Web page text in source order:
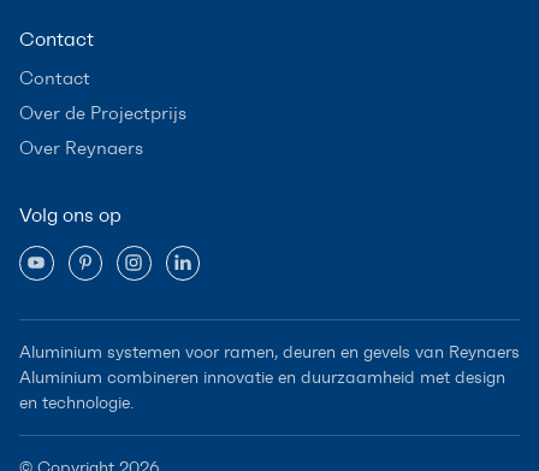
Contact
Contact
Over de Projectprijs
Over Reynaers
Volg ons op
Aluminium systemen voor ramen, deuren en gevels van Reynaers
Aluminium combineren innovatie en duurzaamheid met design
en technologie.
© Copyright 2026